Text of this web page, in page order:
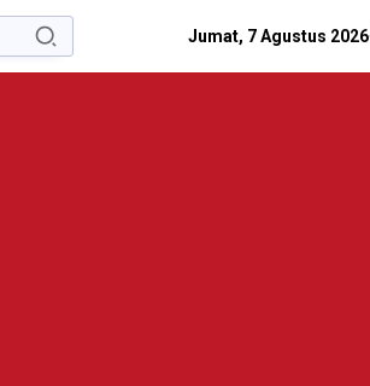
Jumat, 7 Agustus 2026